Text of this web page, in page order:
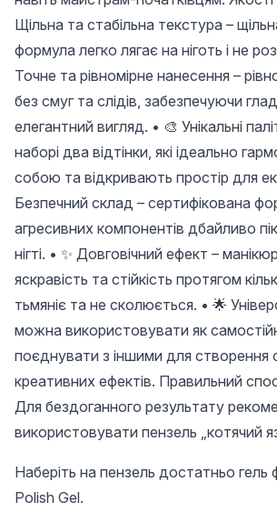
Щільна та стабільна текстура –
формула легко лягає на ніготь і не
Точне та рівномірне нанесення –
без смуг та слідів, забезпечуючи
елегантний вигляд. • 🎨 Унікальні
наборі два відтінки, які ідеально
собою та відкривають простір для
Безпечний склад – сертифікована
агресивних компонентів дбайливо
нігті. • ✨ Довговічний ефект –
яскравість та стійкість протягом
тьмяніє та не сколюється. • 🌟
можна використовувати як
поєднувати з іншими для створення
креативних ефектів. Правильний
Для бездоганного результату
використовувати пензель „котячий
Наберіть на пензель достатньо гель
Polish Gel.